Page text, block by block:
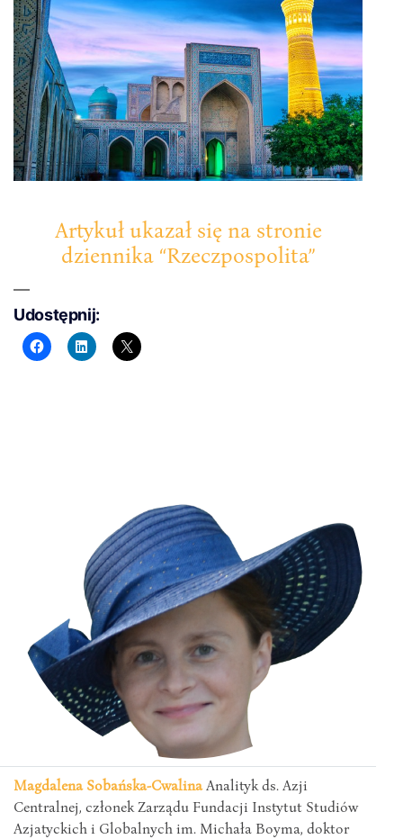
Artykuł ukazał się na stronie
dziennika “Rzeczpospolita”
Udostępnij:
Magdalena Sobańska-CwalinaAnalityk ds. Azji
Centralnej, członek Zarządu Fundacji Instytut Studiów
Azjatyckich i Globalnych im. Michała Boyma, doktor